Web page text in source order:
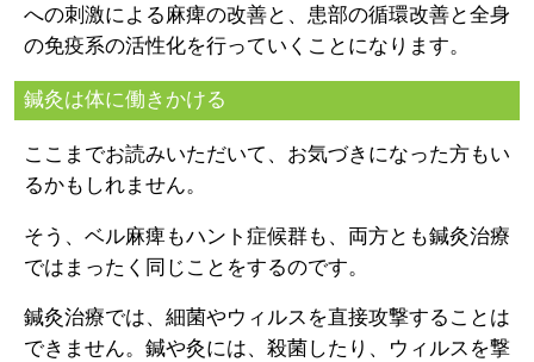
への刺激による麻痺の改善と、患部の循環改善と全身
の免疫系の活性化を行っていくことになります。
鍼灸は体に働きかける
ここまでお読みいただいて、お気づきになった方もい
るかもしれません。
そう、ベル麻痺もハント症候群も、両方とも鍼灸治療
ではまったく同じことをするのです。
鍼灸治療では、細菌やウィルスを直接攻撃することは
できません。鍼や灸には、殺菌したり、ウィルスを撃